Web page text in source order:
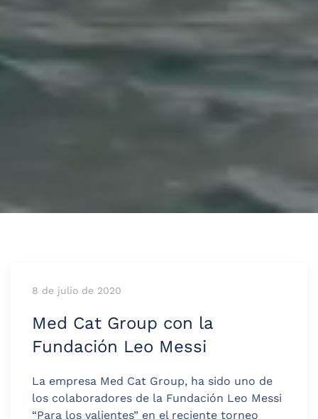
8 de julio de 2020
Med Cat Group con la
Fundación Leo Messi
La empresa Med Cat Group, ha sido uno de
los colaboradores de la Fundación Leo Messi
“Para los valientes” en el reciente torneo